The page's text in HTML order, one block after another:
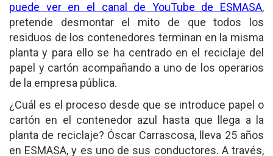
puede ver en el canal de YouTube de ESMASA,
pretende desmontar el mito de que todos los
residuos de los contenedores terminan en la misma
planta y para ello se ha centrado en el reciclaje del
papel y cartón acompañando a uno de los operarios
de la empresa pública.
¿Cuál es el proceso desde que se introduce papel o
cartón en el contenedor azul hasta que llega a la
planta de reciclaje? Óscar Carrascosa, lleva 25 años
en ESMASA, y es uno de sus conductores. A través,